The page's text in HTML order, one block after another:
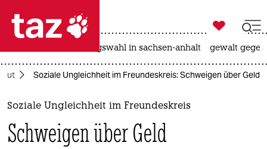
 taz zahl ich
taz zahl ich
themen
politik

taz zahl ich
landtagswahl in sachsen-anhalt gewalt
Soziale Ungleichheit im Freundeskreis: Schweigen über Geld
Soziale Ungleichheit im Freundeskreis
Schweigen über Geld